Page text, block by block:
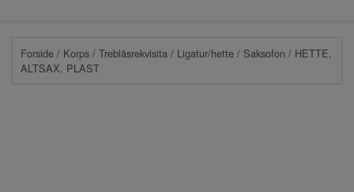
Forside / Korps / Treblåsrekvisita / Ligatur/hette / Saksofon / HETTE,
ALTSAX, PLAST